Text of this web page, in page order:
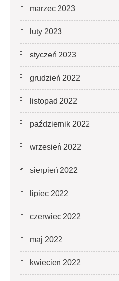
marzec 2023
luty 2023
styczeń 2023
grudzień 2022
listopad 2022
październik 2022
wrzesień 2022
sierpień 2022
lipiec 2022
czerwiec 2022
maj 2022
kwiecień 2022